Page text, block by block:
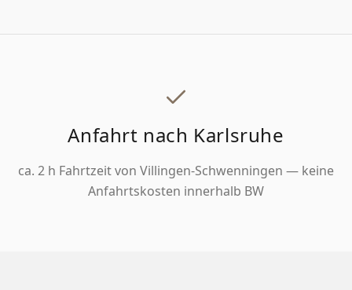
Anfahrt nach Karlsruhe
ca. 2 h Fahrtzeit von Villingen-Schwenningen — keine
Anfahrtskosten innerhalb BW